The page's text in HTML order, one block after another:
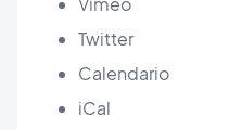
Twitter
Calendario
iCal